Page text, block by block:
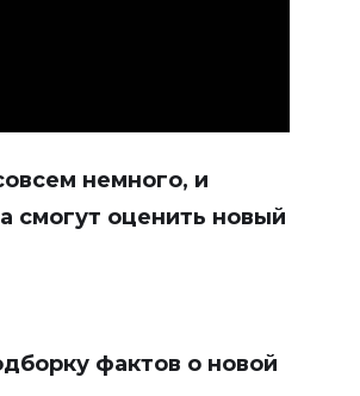
немного, и
смогут оценить новый
фактов о новой